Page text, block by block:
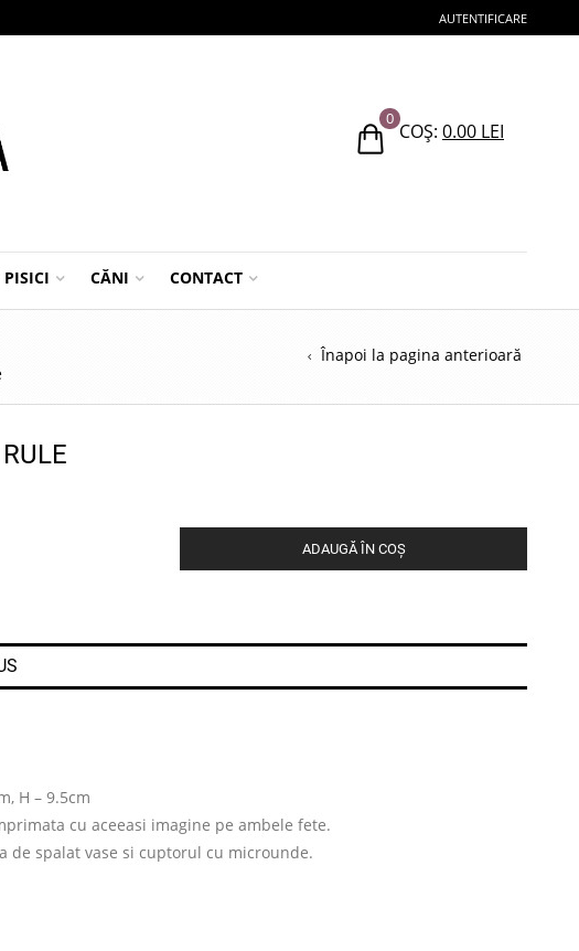
AUTENTIFICARE
0
COȘ: 0.00 LEI
CĂNI CONTACT
Înapoi la pagina anterioară
ADAUGĂ ÎN COȘ
H – 9.5cm
cu aceeasi imagine pe ambele fete.
de spalat vase si cuptorul cu microunde.